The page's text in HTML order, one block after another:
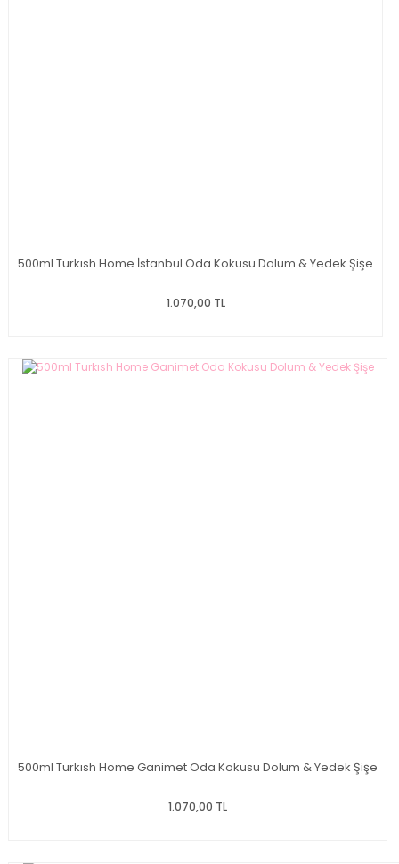
500ml Turkısh Home İstanbul Oda Kokusu Dolum & Yedek Şişe
1.070,00 TL
500ml Turkısh Home Ganimet Oda Kokusu Dolum & Yedek Şişe
1.070,00 TL